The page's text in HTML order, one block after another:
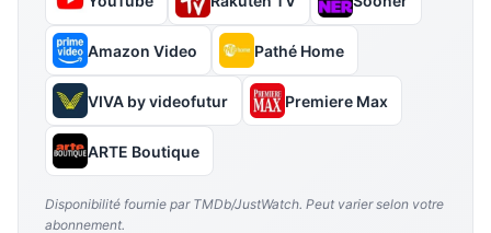
Amazon Video Pathé Home
VIVA by videofutur Premiere Max
ARTE Boutique
Disponibilité fournie par TMDb/JustWatch. Peut varier selon votre
abonnement.